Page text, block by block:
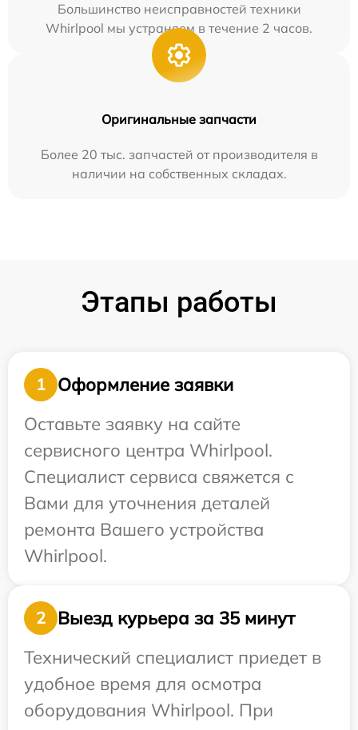
Большинство неисправностей техники
Whirlpool мы устраняем в течение 2 часов.
Оригинальные запчасти
Более 20 тыс. запчастей от производителя в
наличии на собственных складах.
Этапы работы
1
Оформление заявки
Оставьте заявку на сайте
сервисного центра Whirlpool.
Специалист сервиса свяжется с
Вами для уточнения деталей
ремонта Вашего устройства
Whirlpool.
2
Выезд курьера за 35 минут
Технический специалист приедет в
удобное время для осмотра
оборудования Whirlpool. При